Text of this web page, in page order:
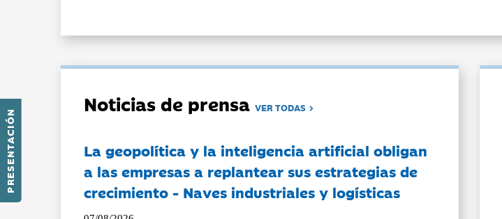
PRESENTACIÓN
Noticias de prensaVER TODAS
La geopolítica y la inteligencia artificial obligan
a las empresas a replantear sus estrategias de
crecimiento - Naves industriales y logísticas